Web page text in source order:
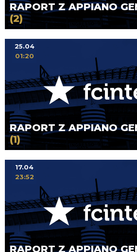
RAPORT Z APPIANO
(2)
RAPORT Z APPIANO
(1)
25.04
01:20
RAPORT Z APPIANO
17.04
23:52